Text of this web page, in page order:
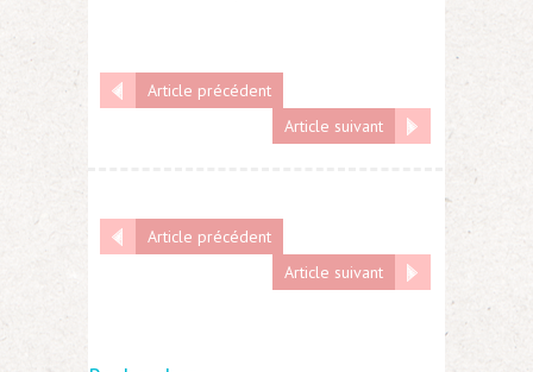
Article précédent
Article suivant
Article précédent
Article suivant